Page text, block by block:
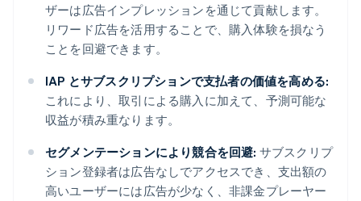
ザーは広告インプレッションを通じて貢献します。
リワード広告を活用することで、購入体験を損なう
ことを回避できます。
IAP とサブスクリプションで支払者の価値を高める:
これにより、取引による購入に加えて、予測可能な
収益が積み重なります。
セグメンテーションにより競合を回避: サブスクリプ
ション登録者は広告なしでアクセスでき、支出額の
高いユーザーには広告が少なく、非課金プレーヤー